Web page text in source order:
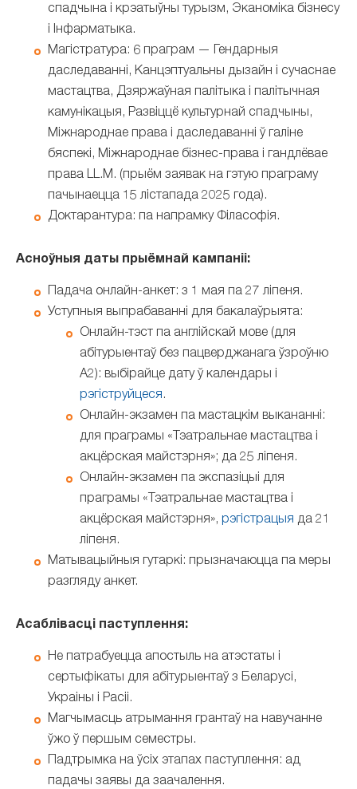
спадчына і крэатыўны турызм, Эканоміка бізнесу
і Інфарматыка.
Магістратура: 6 праграм — Гендарныя
даследаванні, Канцэптуальны дызайн і сучаснае
мастацтва, Дзяржаўная палітыка і палітычная
камунікацыя, Развіццё культурнай спадчыны,
Міжнароднае права і даследаванні ў галіне
бяспекі, Міжнароднае бізнес-права і гандлёвае
права LL.M. (прыём заявак на гэтую праграму
пачынаецца 15 лістапада 2025 года).
Доктарантура: па напрамку Філасофія.
Асноўныя даты прыёмнай кампаніі:
Падача онлайн-анкет: з 1 мая па 27 ліпеня.
Уступныя выпрабаванні для бакалаўрыята:
Онлайн-тэст па англійскай мове (для
абітурыентаў без пацверджанага ўзроўню
A2): выбірайце дату ў календары і
рэгіструйцеся.
Онлайн-экзамен па мастацкім выкананні:
для праграмы «Тэатральнае мастацтва і
акцёрская майстэрня»; да 25 ліпеня.
Онлайн-экзамен па экспазіцыі для
праграмы «Тэатральнае мастацтва і
акцёрская майстэрня», рэгістрацыя да 21
ліпеня.
Матывацыйныя гутаркі: прызначаюцца па меры
разгляду анкет.
Асаблівасці паступлення:
Не патрабуецца апостыль на атэстаты і
сертыфікаты для абітурыентаў з Беларусі,
Украіны і Расіі.
Магчымасць атрымання грантаў на навучанне
ўжо ў першым семестры.
Падтрымка на ўсіх этапах паступлення: ад
падачы заявы да заачалення.